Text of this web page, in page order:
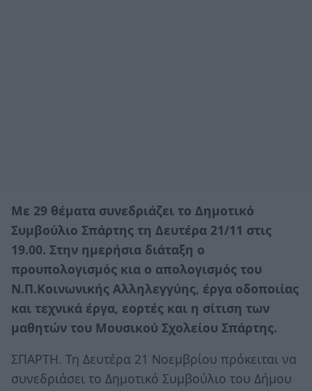
Με 29 θέματα συνεδριάζει το Δημοτικό
Συμβούλιο Σπάρτης τη Δευτέρα 21/11 στις
19.00. Στην ημερήσια διάταξη ο
προυπολογισμός κια ο απολογισμός του
Ν.Π.Κοινωνικής Αλληλεγγύης, έργα οδοποιίας
και τεχνικά έργα, εορτές και η σίτιση των
μαθητών του Μουσικού Σχολείου Σπάρτης.
ΣΠΑΡΤΗ. Τη Δευτέρα 21 Νοεμβρίου πρόκειται να
συνεδριάσει το Δημοτικό Συμβούλιο του Δήμου